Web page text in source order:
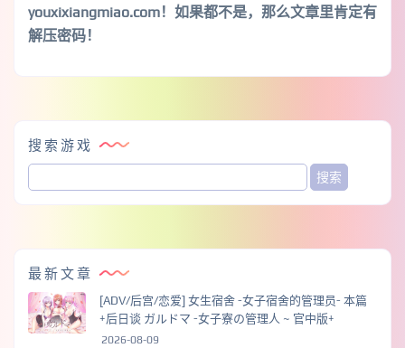
youxixiangmiao.com！如果都不是，那么文章里肯定有
解压密码！
搜索游戏
最新文章
[ADV/后宫/恋爱] 女生宿舍 -女子宿舍的管理员- 本篇
+后日谈 ガルドマ -女子寮の管理人 ~ 官中版+
2026-08-09